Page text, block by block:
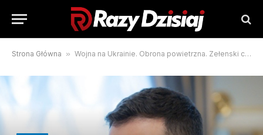
Strona Główna » Wojna na Ukrainie. Obrona powietrzna. Zełenski chce wspólnych decyzji z Polską